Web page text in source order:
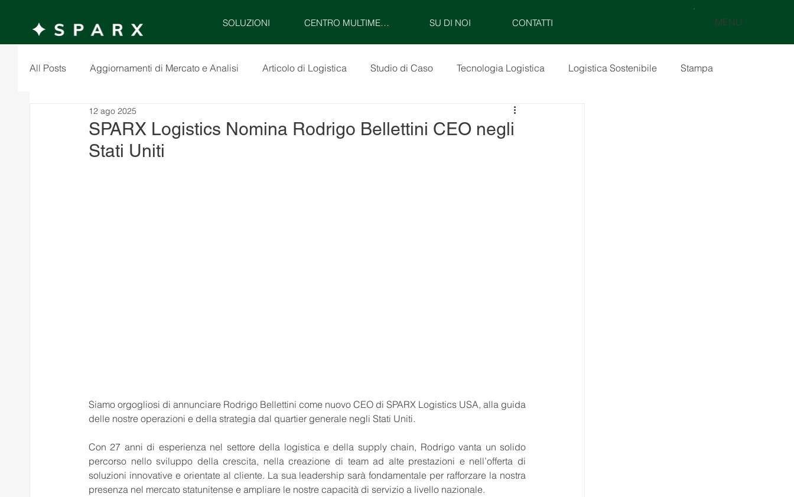
MENU
SOLUZIONI SU DI NOI CONTATTI
CENTRO MULTIMEDIALE
All Posts Aggiornamenti di Mercato e Analisi Articolo di Logistica Studio di Caso Tecnologia Logistica Logistica Sostenibile Stampa
SPARX Logistics Nomina Rodrigo Bellettini CEO negli
Stati Uniti
12 ago 2025
Siamo orgogliosi di annunciare Rodrigo Bellettini come nuovo CEO di SPARX Logistics USA, alla guida
delle nostre operazioni e della strategia dal quartier generale negli Stati Uniti.
Con 27 anni di esperienza nel settore della logistica e della supply chain, Rodrigo vanta un solido
percorso nello sviluppo della crescita, nella creazione di team ad alte prestazioni e nell’offerta di
soluzioni innovative e orientate al cliente. La sua leadership sarà fondamentale per rafforzare la nostra
presenza nel mercato statunitense e ampliare le nostre capacità di servizio a livello nazionale.